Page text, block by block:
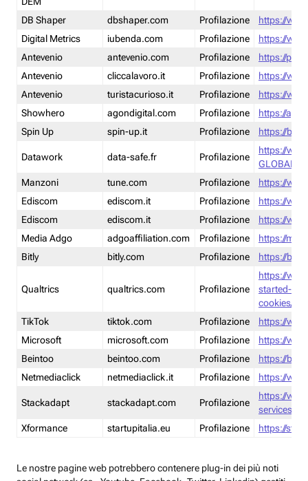
DB Shaper
dbshaper.com Profilazione
https://
Digital Metrics
iubenda.com Profilazione
https://
Antevenio
antevenio.com Profilazione
https://
Antevenio
cliccalavoro.it Profilazione
https://
Antevenio
turistacurioso.it Profilazione
https://
Showhero
agondigital.com Profilazione
https://
Spin Up
spin-up.it Profilazione https://
Datawork data-safe.fr Profilazione
https://
GLOBAL-
Manzoni
tune.com Profilazione
https://
Ediscom
ediscom.it Profilazione
https://
Ediscom
ediscom.it Profilazione
https://
Media Adgo
adgoaffiliation.com Profilazione
https://
Bitly
bitly.com Profilazione https://
Qualtrics qualtrics.com Profilazione
https://
started-
cookies/
TikTok
tiktok.com Profilazione
https://
Microsoft
microsoft.com Profilazione
https://
Beintoo
beintoo.com Profilazione
https://
Netmediaclick
netmediaclick.it Profilazione https://
Stackadapt stackadapt.com Profilazione
https://
services-
Xformance
startupitalia.eu Profilazione https://
Le nostre pagine web potrebbero contenere plug-in dei più noti